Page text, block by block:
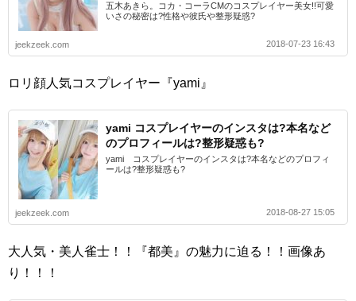
五木あきら。コカ・コーラCMのコスプレイヤー美女!!可愛
いさの秘密は?性格や彼氏や整形疑惑?
jeekzeek.com 2018-07-23 16:43
ロリ顔人気コスプレイヤー『yami』
yami コスプレイヤーのインスタは?本名など
のプロフィールは?整形疑惑も?
yami コスプレイヤーのインスタは?本名などのプロフィ
ールは?整形疑惑も?
jeekzeek.com 2018-08-27 15:05
大人気・美人雀士！！『都美』の魅力に迫る！！画像あ
り！！！